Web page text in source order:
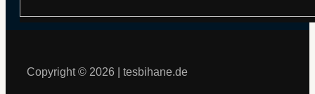
Copyright © 2026 | tesbihane.de